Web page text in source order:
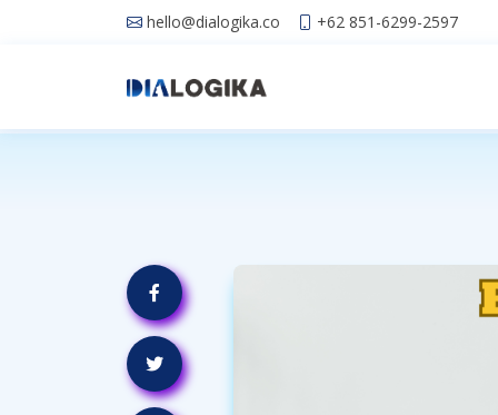
hello@dialogika.co +62 851-6299-2597